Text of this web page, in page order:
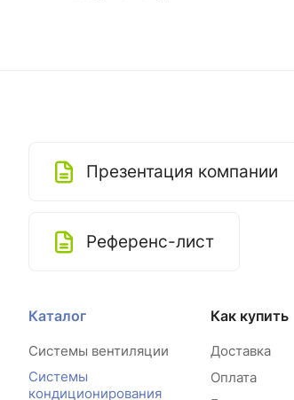
Презентация компании
Референс-лист
Каталог
Системы вентиляции
Системы
кондиционирования
Как купить
Доставка
Оплата